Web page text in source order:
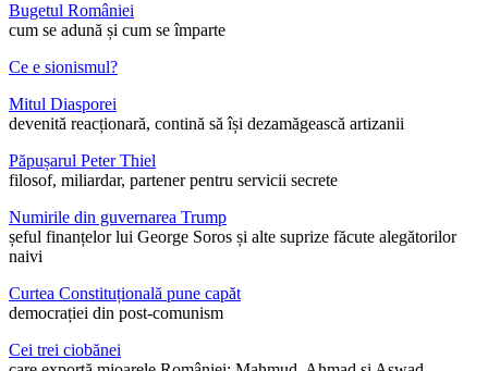
Bugetul României
cum se adună și cum se împarte
Ce e sionismul?
Mitul Diasporei
devenită reacționară, contină să își dezamăgească artizanii
Păpușarul Peter Thiel
filosof, miliardar, partener pentru servicii secrete
Numirile din guvernarea Trump
șeful finanțelor lui George Soros și alte suprize făcute alegătorilor
naivi
Curtea Constituțională pune capăt
democrației din post-comunism
Cei trei ciobănei